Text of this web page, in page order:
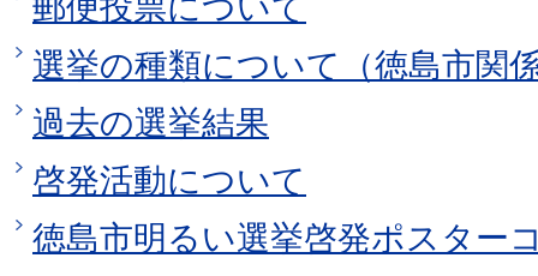
郵便投票について
選挙の種類について（徳島市関
過去の選挙結果
啓発活動について
徳島市明るい選挙啓発ポスター